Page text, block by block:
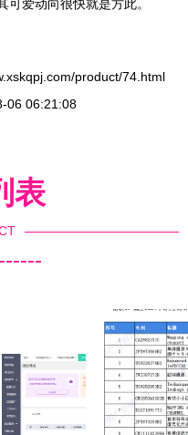
爱动向很快就是方此。
product/74.html
06 06:21:08
表